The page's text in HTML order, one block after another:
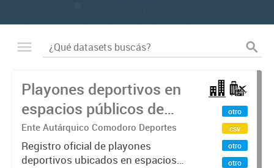
Playones deportivos en
espacios públicos de
Comodoro Rivadavia
Ente Autárquico Comodoro Deportes
Registro oficial de playones
deportivos ubicados en espacios
otro
csv
otro
otro